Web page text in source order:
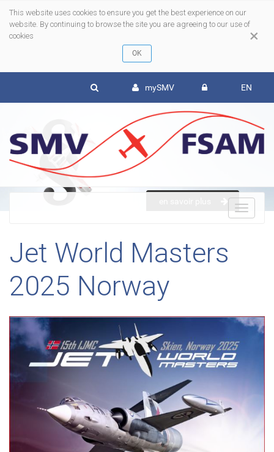
×
This website uses cookies to ensure you get the best experience on our
website. By continuing to browse the site you are agreeing to our use of
cookies
mySMV EN
Jet World Masters
2025 Norway